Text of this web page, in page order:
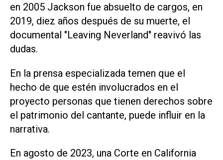
en 2005 Jackson fue absuelto de cargos, en
2019, diez años después de su muerte, el
documental "Leaving Neverland" reavivó las
dudas.
En la prensa especializada temen que el
hecho de que estén involucrados en el
proyecto personas que tienen derechos sobre
el patrimonio del cantante, puede influir en la
narrativa.
En agosto de 2023, una Corte en California